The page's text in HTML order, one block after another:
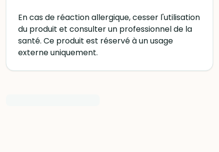
En cas de réaction allergique, cesser l'utilisation
du produit et consulter un professionnel de la
santé. Ce produit est réservé à un usage
externe uniquement.